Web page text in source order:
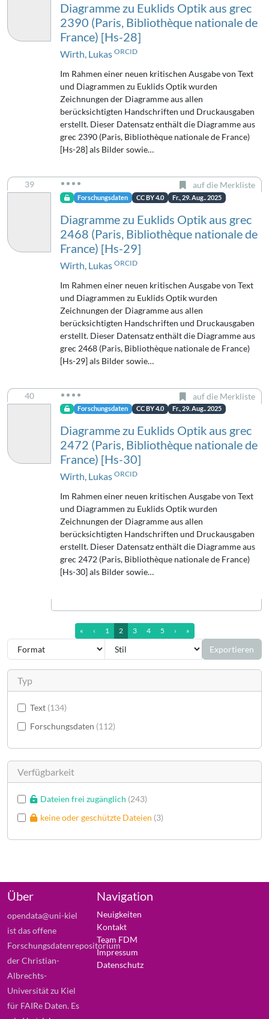
Diagramme zu Euklids Optik aus grec
2390 (Paris, Bibliothèque nationale de
France) [Hs-28]
Wirth, Lukas ORCID
Im Rahmen einer neuen kritischen Ausgabe von Text
und Diagrammen zu Euklids Optik wurden
Zeichnungen der Diagramme aus allen
berücksichtigten Handschriften und Druckausgaben
erstellt. Dieser Datensatz enthält die Diagramme aus
grec 2390 (Paris, Bibliothèque nationale de France)
[Hs-28] als Bilder sowie…
39 auf die Merkliste
Forschungsdaten CC BY 4.0 Fr., 29. Aug.. 2025
Diagramme zu Euklids Optik aus grec
2468 (Paris, Bibliothèque nationale de
France) [Hs-29]
Wirth, Lukas ORCID
Im Rahmen einer neuen kritischen Ausgabe von Text
und Diagrammen zu Euklids Optik wurden
Zeichnungen der Diagramme aus allen
berücksichtigten Handschriften und Druckausgaben
erstellt. Dieser Datensatz enthält die Diagramme aus
grec 2468 (Paris, Bibliothèque nationale de France)
[Hs-29] als Bilder sowie…
40 auf die Merkliste
Forschungsdaten CC BY 4.0 Fr., 29. Aug.. 2025
Diagramme zu Euklids Optik aus grec
2472 (Paris, Bibliothèque nationale de
France) [Hs-30]
Wirth, Lukas ORCID
Im Rahmen einer neuen kritischen Ausgabe von Text
und Diagrammen zu Euklids Optik wurden
Zeichnungen der Diagramme aus allen
berücksichtigten Handschriften und Druckausgaben
erstellt. Dieser Datensatz enthält die Diagramme aus
grec 2472 (Paris, Bibliothèque nationale de France)
[Hs-30] als Bilder sowie…
«erste Seite
‹vorherige Seite
1 2 3 4 5 ›nächste Seite
»letzte Seite (13)
Exportieren
Typ
Text 134
Forschungsdaten 112
Verfügbarkeit
Dateien frei zugänglich 243
keine oder geschützte Dateien 3
Über
opendata@uni-kiel
ist das offene
Forschungsdatenrepositorium
der Christian-
Albrechts-
Universität zu Kiel
für FAIRe Daten. Es
Navigation
Neuigkeiten
Kontakt
Team FDM
Impressum
Datenschutz